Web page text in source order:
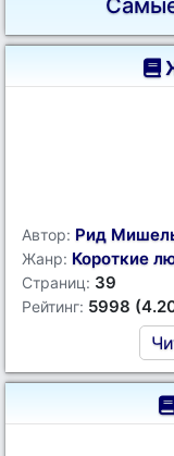
Автор: Рид
Жанр: Короткие
Страниц: 39
Рейтинг: 5998